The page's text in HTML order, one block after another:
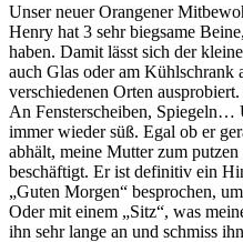
Unser neuer Orangener
Henry hat 3 sehr biegsame
haben. Damit lässt sich der
auch Glas oder am Kühlschrank
verschiedenen Orten
An Fensterscheiben, Spiegeln…
immer wieder süß. Egal ob er
abhält, meine Mutter zum
beschäftigt. Er ist definitiv ein
„Guten Morgen“ besprochen,
Oder mit einem „Sitz“, was
ihn sehr lange an und schmiss